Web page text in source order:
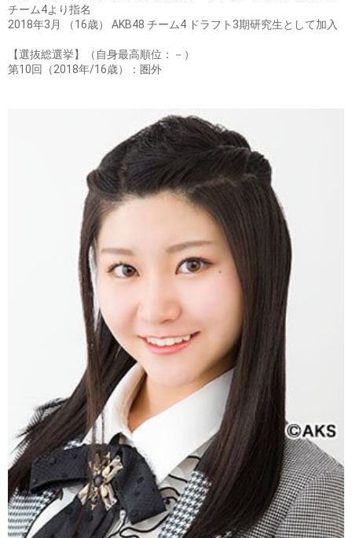
チーム4より指名
2018年3月 （16歳） AKB48 チーム4 ドラフト3期研究生として加入
【選抜総選挙】（自身最高順位：－）
第10回（2018年/16歳）：圏外